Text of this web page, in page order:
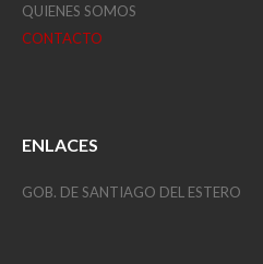
QUIENES SOMOS
CONTACTO
ENLACES
GOB. DE SANTIAGO DEL ESTERO